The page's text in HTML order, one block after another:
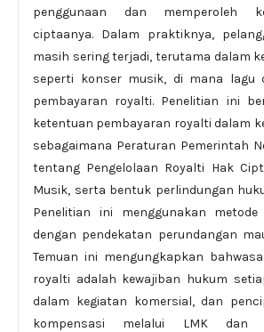
penggunaan dan memperoleh
ciptaanya. Dalam praktiknya,
masih sering terjadi, terutama dalam
seperti konser musik, di mana lagu
pembayaran royalti. Penelitian ini
ketentuan pembayaran royalti dalam
sebagaimana Peraturan Pemerintah
tentang Pengelolaan Royalti Hak
Musik, serta bentuk perlindungan
Penelitian ini menggunakan
dengan pendekatan perundangan
Temuan ini mengungkapkan
royalti adalah kewajiban hukum
dalam kegiatan komersial, dan
kompensasi melalui LMK dan